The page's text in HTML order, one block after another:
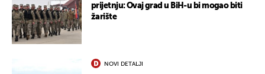
prijetnju: Ovaj grad u BiH-u bi mogao biti
žarište
NOVI DETALJI